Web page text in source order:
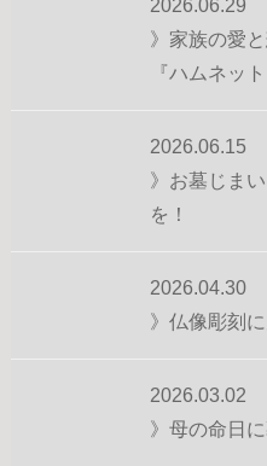
2026.06.29
》家族の愛
『ハムネッ
2026.06.15
》お墓じま
を！
2026.04.30
》仏像彫刻
2026.03.02
》母の命日